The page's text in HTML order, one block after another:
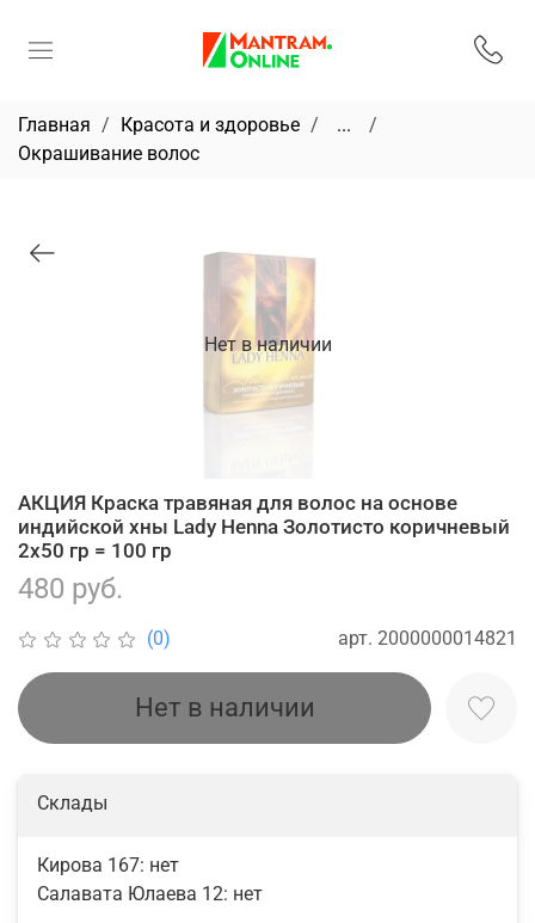
Главная Красота и здоровье
...
Окрашивание волос
Нет в наличии
(0) арт. 2000000014821
АКЦИЯ Краска травяная для волос на основе
индийской хны Lady Henna Золотисто коричневый
2х50 гр = 100 гр
480 руб.
Нет в наличии
Склады
Кирова 167: нет
Салавата Юлаева 12: нет